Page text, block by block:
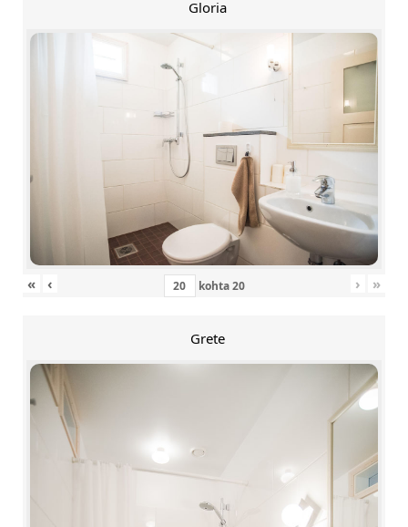
Gloria
« ‹ kohta20 › »
Grete